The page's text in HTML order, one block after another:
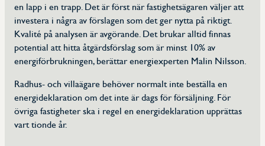
Om Swetic
Om TIC-branschen
Styrelse
en lapp i en trapp. Det är först när fastighetsägaren väljer att
investera i några av förslagen som det ger nytta på riktigt.
Kvalité på analysen är avgörande. Det brukar alltid finnas
potential att hitta åtgärdsförslag som är minst 10% av
energiförbrukningen, berättar energiexperten Malin Nilsson.
Radhus- och villaägare behöver normalt inte beställa en
energideklaration om det inte är dags för försäljning. För
övriga fastigheter ska i regel en energideklaration upprättas
vart tionde år.